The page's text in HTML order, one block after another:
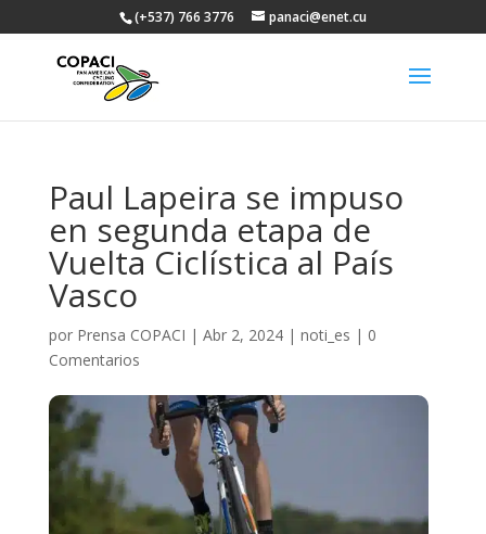
(+537) 766 3776 panaci@enet.cu
Paul Lapeira se impuso
en segunda etapa de
Vuelta Ciclística al País
Vasco
por Prensa COPACI | Abr 2, 2024| noti_es | 0
Comentarios